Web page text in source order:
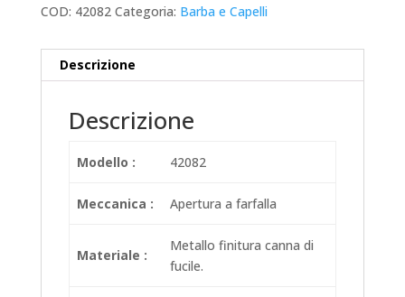
COD: 42082 Categoria: Barba e Capelli
Descrizione
Descrizione
Modello : 42082
Meccanica : Apertura a farfalla
Materiale :
Metallo finitura canna di
fucile.